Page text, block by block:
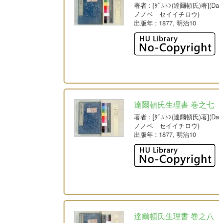
著者 : [ﾀﾞﾙﾄﾝ(達爾頓氏)著
ノノベ セイイチロウ)
出版年 : 1877, 明治10
達爾頓氏生理書 巻之七
著者 : [ﾀﾞﾙﾄﾝ(達爾頓氏)著
ノノベ セイイチロウ)
出版年 : 1877, 明治10
達爾頓氏生理書 巻之八